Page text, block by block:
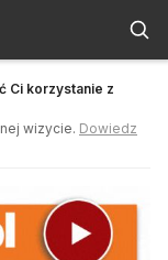
Ci korzystanie z
wizycie. Dowiedz